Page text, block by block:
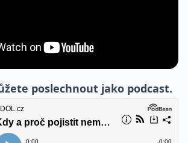
poslechnout jako podcast.